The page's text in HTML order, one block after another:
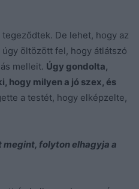
De lehet, hogy az
öltözött fel, hogy átlátszó
melleit. Úgy gondolta,
hogy milyen a jó szex, és
a testét, hogy elképzelte,
megint, folyton elhagyja a